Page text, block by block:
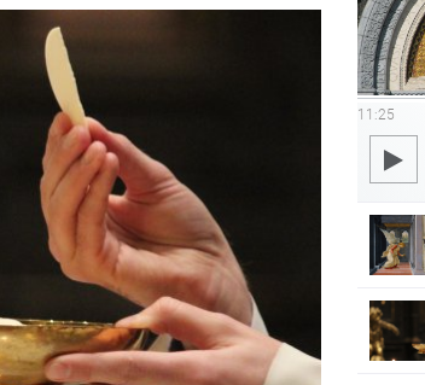
11:25